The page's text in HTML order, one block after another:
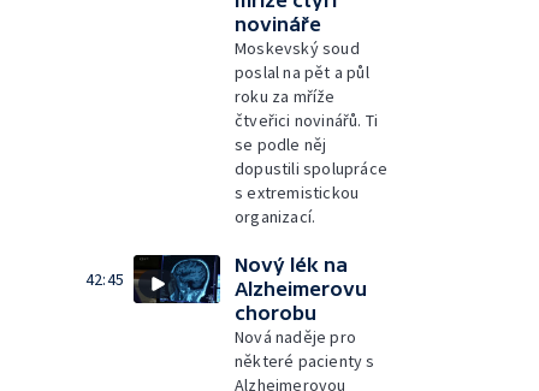
novináře
Moskevský soud
poslal na pět a půl
roku za mříže
čtveřici novinářů. Ti
se podle něj
dopustili spolupráce
s extremistickou
organizací.
42:45
Nový lék na
Alzheimerovu
chorobu
Nová naděje pro
některé pacienty s
Alzheimerovou